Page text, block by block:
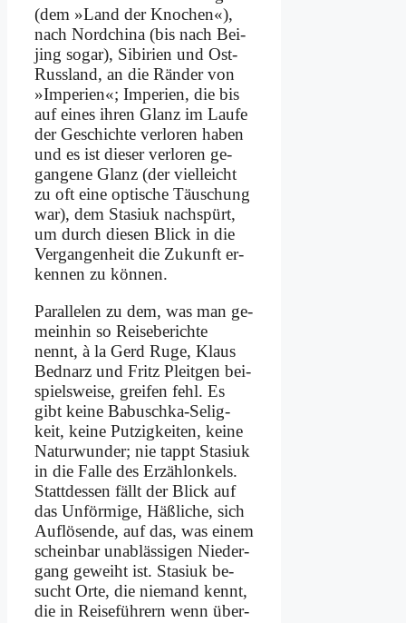
(dem »Land der Kno­chen«),
nach Nord­chi­na (bis nach Bei­
jing so­gar), Si­bi­ri­en und Ost-
Russ­land, an die Rän­der von
»Im­pe­ri­en«; Im­pe­ri­en, die bis
auf ei­nes ih­ren Glanz im Lau­fe
der Ge­schich­te ver­lo­ren ha­ben
und es ist die­ser ver­lo­ren ge­
gan­ge­ne Glanz (der viel­leicht
zu oft ei­ne op­ti­sche Täu­schung
war), dem Sta­si­uk nach­spürt,
um durch die­sen Blick in die
Ver­gan­gen­heit die Zu­kunft er­
ken­nen zu kön­nen.
Par­al­le­len zu dem, was man ge­
mein­hin so Rei­se­be­rich­te
nennt, à la Gerd Ru­ge, Klaus
Bednarz und Fritz Pleit­gen bei­
spiels­wei­se, grei­fen fehl. Es
gibt kei­ne Ba­busch­ka-Se­lig­
keit, kei­ne Put­zig­kei­ten, kei­ne
Na­tur­wun­der; nie tappt Sta­si­uk
in die Fal­le des Er­zäh­l­on­kels.
Statt­des­sen fällt der Blick auf
das Un­för­mi­ge, Häß­li­che, sich
Auf­lö­sen­de, auf das, was ei­nem
schein­bar un­ab­läs­si­gen Nie­der­
gang ge­weiht ist. Sta­si­uk be­
sucht Or­te, die nie­mand kennt,
die in Rei­se­füh­rern wenn über­